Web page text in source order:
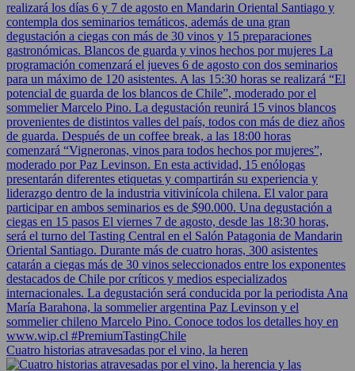
Cuatro historias atravesadas por el vino, la heren